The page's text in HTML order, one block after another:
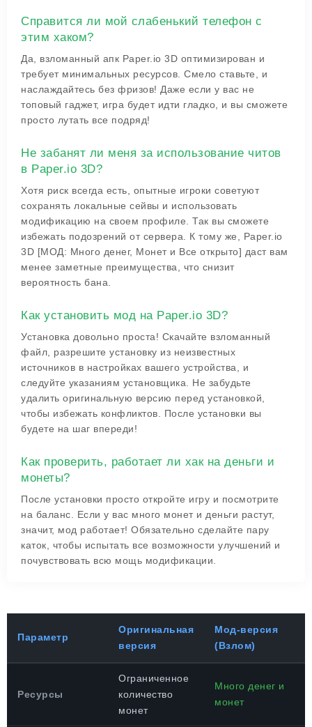
Справится ли мой слабенький телефон с
этим хаком?
Да, взломанный апк Paper.io 3D оптимизирован и
требует минимальных ресурсов. Смело ставьте, и
наслаждайтесь без фризов! Даже если у вас не
топовый гаджет, игра будет идти гладко, и вы сможете
просто лутать все подряд!
Не забанят ли меня за использование читов
в Paper.io 3D?
Хотя риск всегда есть, опытные игроки советуют
сохранять локальные сейвы и использовать
модификацию на своем профиле. Так вы сможете
избежать подозрений от сервера. К тому же, Paper.io
3D [МОД: Много денег, Монет и Все открыто] даст вам
менее заметные преимущества, что снизит
вероятность бана.
Как установить мод на Paper.io 3D?
Установка довольно проста! Скачайте взломанный
файл, разрешите установку из неизвестных
источников в настройках вашего устройства, и
следуйте указаниям установщика. Не забудьте
удалить оригинальную версию перед установкой,
чтобы избежать конфликтов. После установки вы
будете на шаг впереди!
Как проверить, работает ли хак на деньги и
монеты?
После установки просто откройте игру и посмотрите
на баланс. Если у вас много монет и деньги растут,
значит, мод работает! Обязательно сделайте пару
каток, чтобы испытать все возможности улучшений и
почувствовать всю мощь модификации.
Параметр
Оригинальная
версия
Мод-версия
(Взлом)
Ресурсы
Ограниченное
количество
монет
Много денег и
монет